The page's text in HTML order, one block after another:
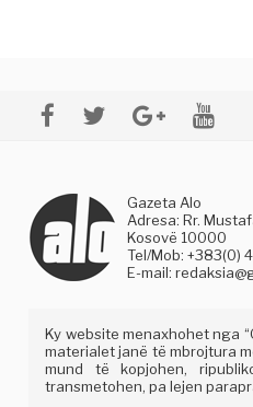
Gazeta Alo
Adresa: Rr.
Kosovë 10000
Tel/Mob: +383(0)
E-mail:
Ky website menaxhohet nga
materialet janë të mbrojtura
mund të kopjohen,
transmetohen, pa lejen